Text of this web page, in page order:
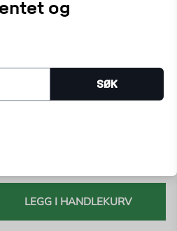
og
SØK
LEGG I HANDLEKURV